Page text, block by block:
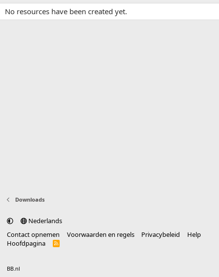
No resources have been created yet.
Downloads
Nederlands
Contact opnemen
Voorwaarden en regels Privacybeleid
Help
Hoofdpagina
R
BB.nl